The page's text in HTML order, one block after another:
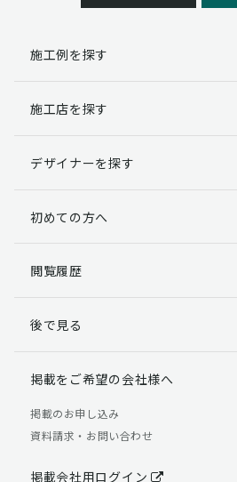
理・機密保持などによりお客様の
個人情報提出の任意性
す。
らかじめご了承ください。
個人情報の開示請求について
る権利があります。
「個人情報の取り扱いについて」
【お問合せ先】 個人情報問
TEL：03-5411-7891（平日9:00 ～
施工例を探す
施工店を探す
デザイナーを探す
初めての方へ
閲覧履歴
後で見る
掲載をご希望の会社様へ
掲載のお申し込み
資料請求・お問い合わせ
掲載会社用ログイン